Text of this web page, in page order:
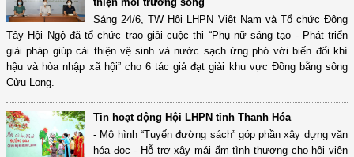
Sáng 24/6, TW Hội LHPN Việt Nam và Tổ chức Đông
Tây Hội Ngộ đã tổ chức trao giải cuộc thi “Phụ nữ sáng tạo - Phát triển
giải pháp giúp cải thiện vệ sinh và nước sạch ứng phó với biến đổi khí
hậu và hòa nhập xã hội” cho 6 tác giả đạt giải khu vực Đồng bằng sông
Cửu Long.
Tin hoạt động Hội LHPN tỉnh Thanh Hóa
- Mô hình “Tuyến đường sách” góp phần xây dựng văn
hóa đọc - Hỗ trợ xây mái ấm tình thương cho hội viên